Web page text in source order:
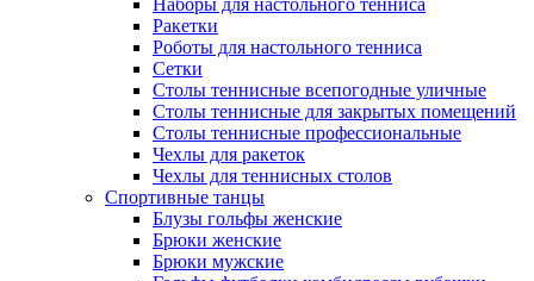
Наборы для настольного тенниса
Ракетки
Роботы для настольного тенниса
Сетки
Столы теннисные всепогодные уличные
Столы теннисные для закрытых помещений
Столы теннисные профессиональные
Чехлы для ракеток
Чехлы для теннисных столов
Спортивные танцы
Блузы гольфы женские
Брюки женские
Брюки мужские